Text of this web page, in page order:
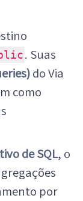
. Suas
do Via
como
de SQL, o
por